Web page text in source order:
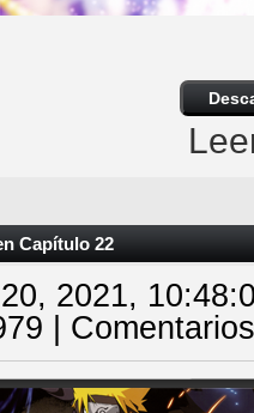
Capítulo 22
2021,
|